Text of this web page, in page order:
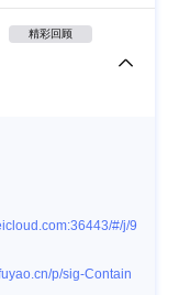
精彩回顾
#/j/9
p/sig-Contain